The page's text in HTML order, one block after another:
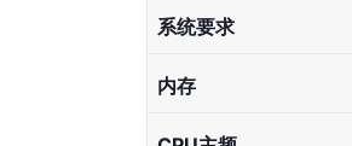
系统要求
内存